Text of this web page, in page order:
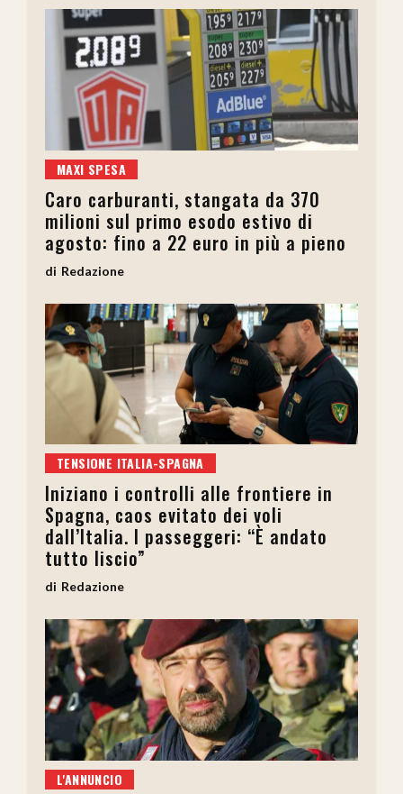
MAXI SPESA
Caro carburanti, stangata da 370
milioni sul primo esodo estivo di
agosto: fino a 22 euro in più a pieno
Redazione
TENSIONE ITALIA-SPAGNA
Iniziano i controlli alle frontiere in
Spagna, caos evitato dei voli
dall’Italia. I passeggeri: “È andato
tutto liscio”
Redazione
L'ANNUNCIO